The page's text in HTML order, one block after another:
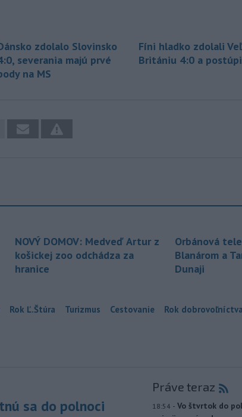
zdolalo Slovinsko
severania majú prvé
na MS
Fíni hladko zdolali
Britániu 4:0 a
NOVÝ DOMOV: Medveď Artur z
košickej zoo odchádza za
hranice
Orbánová
Blanárom a
Dunaji
Rok Ľ.Štúra Turizmus Cestovanie Rok dobrovoľníctva
sa do polnoci
Práve teraz
18:54 - Vo štvrtok do